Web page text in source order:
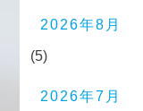
2026年8月
(5)
2026年7月